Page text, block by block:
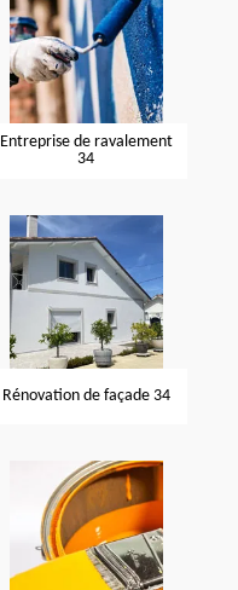
Entreprise de ravalement
34
Rénovation de façade 34